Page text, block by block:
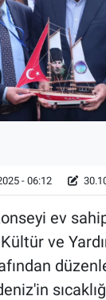
- 06:12
ev
ve